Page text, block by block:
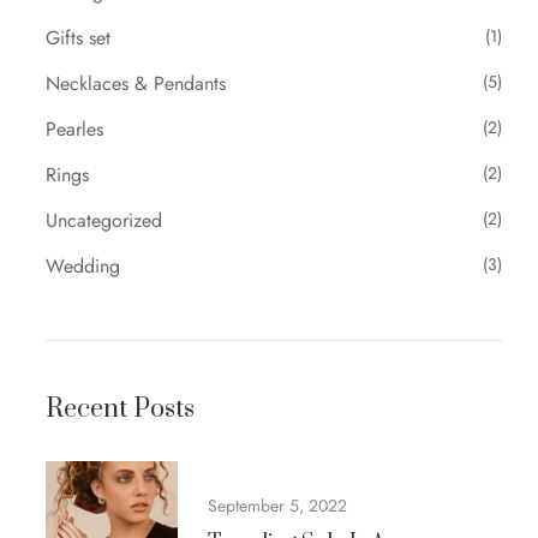
Gifts set (1)
Necklaces & Pendants (5)
Pearles (2)
Rings (2)
Uncategorized (2)
Wedding (3)
Recent Posts
September 5, 2022